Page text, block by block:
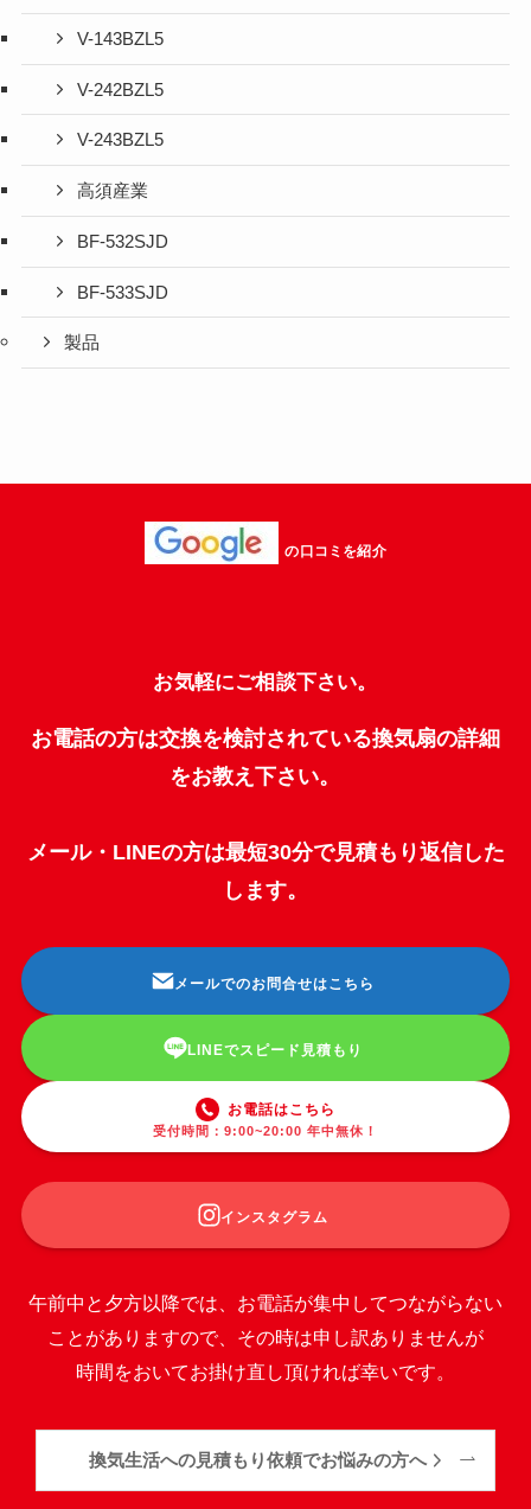
V-143BZL5
V-242BZL5
V-243BZL5
高須産業
BF-532SJD
BF-533SJD
製品
の口コミを紹介
お気軽にご相談下さい。
お電話の方は交換を検討されている換気扇の詳細
をお教え下さい。
メール・LINEの方は最短30分で見積もり返信した
します。
メールでのお問合せはこちら
LINEでスピード見積もり
お電話はこちら
受付時間：9:00~20:00 年中無休！
インスタグラム
午前中と夕方以降では、お電話が集中してつながらない
ことがありますので、その時は申し訳ありませんが
時間をおいてお掛け直し頂ければ幸いです。
換気生活への見積もり依頼でお悩みの方へ